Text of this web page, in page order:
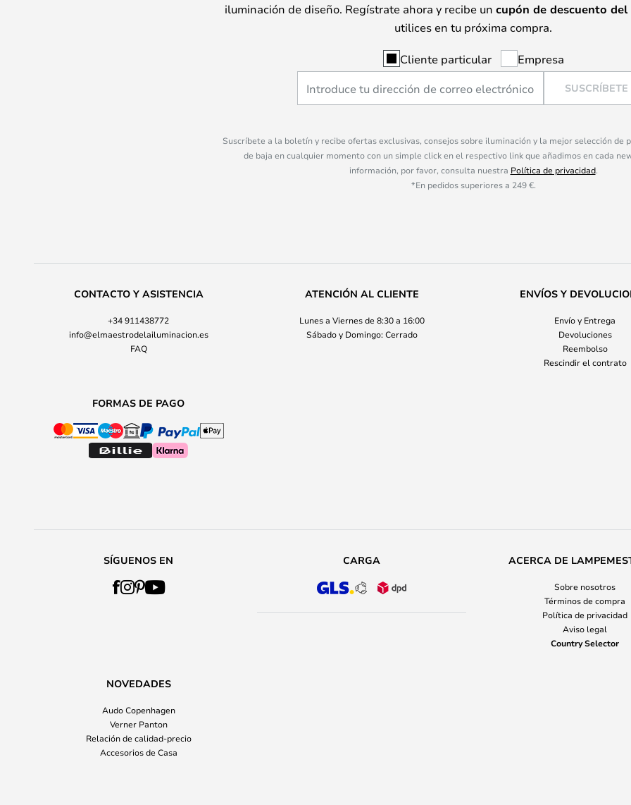
iluminación de diseño. Regístrate ahora y recibe un cupón de descuento del
utilices en tu próxima compra.
Cliente particular Empresa
SUSCRÍBETE
Suscríbete a la boletín y recibe ofertas exclusivas, consejos sobre iluminación y la mejor selección de
de baja en cualquier momento con un simple click en el respectivo link que añadimos en cada
información, por favor, consulta nuestra Política de privacidad.
*En pedidos superiores a 249 €.
CONTACTO Y ASISTENCIA
+34 911438772
info@elmaestrodelailuminacion.es
FAQ
ATENCIÓN AL CLIENTE
Lunes a Viernes de 8:30 a 16:00
Sábado y Domingo: Cerrado
ENVÍOS Y
Envío y Entrega
Devoluciones
Reembolso
Rescindir el contrato
FORMAS DE PAGO
SÍGUENOS EN CARGA ACERCA DE
Sobre nosotros
Términos de compra
Política de privacidad
Aviso legal
Country Selector
NOVEDADES
Audo Copenhagen
Verner Panton
Relación de calidad-precio
Accesorios de Casa